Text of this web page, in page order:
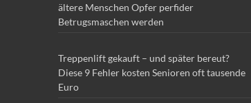
ältere Menschen Opfer perfider
Betrugsmaschen werden
Treppenlift gekauft – und später bereut?
Diese 9 Fehler kosten Senioren oft tausende
Euro